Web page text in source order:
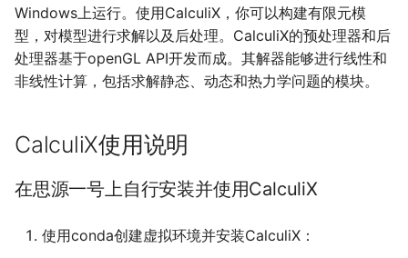
在pi2.0上自行安装并使用
Calculix
参考资料
Windows上运行。使用CalculiX，你可以构建有限元模
型，对模型进行求解以及后处理。CalculiX的预处理器和后
处理器基于openGL API开发而成。其解器能够进行线性和
非线性计算，包括求解静态、动态和热力学问题的模块。
CalculiX使用说明
在思源一号上自行安装并使用CalculiX
使用conda创建虚拟环境并安装CalculiX：